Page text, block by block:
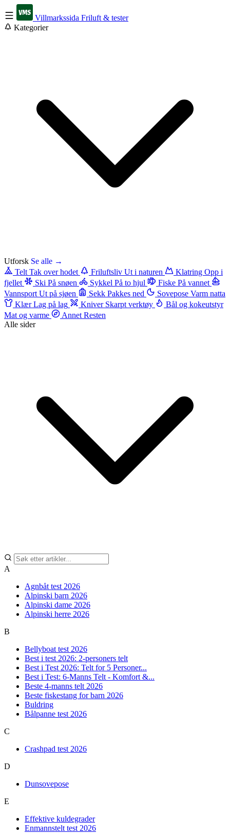
Villmarkssida Friluft & tester
Kategorier
Utforsk Se alle →
Telt Tak over hodet Friluftsliv Ut i naturen Klatring Opp i
fjellet
Ski På snøen Sykkel På to hjul Fiske På vannet
Vannsport Ut på sjøen Sekk Pakkes ned Sovepose Varm natta
KlærLag på lag Kniver Skarpt verktøy
Bål og kokeutstyr
Mat og varme
Annet Resten
Alle sider
A
Agnbåt test 2026
Alpinski barn 2026
Alpinski dame 2026
Alpinski herre 2026
B
Bellyboat test 2026
Best i test 2026: 2-personers telt
Best i Test 2026: Telt for 5 Personer...
Best i Test: 6-Manns Telt - Komfort &...
Beste 4-manns telt 2026
Beste fiskestang for barn 2026
Buldring
Bålpanne test 2026
C
Crashpad test 2026
D
Dunsovepose
E
Effektive kuldegrader
Enmannstelt test 2026